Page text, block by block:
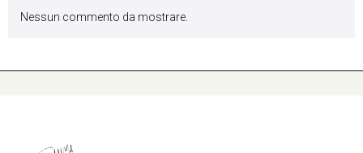
Nessun commento da mostrare.